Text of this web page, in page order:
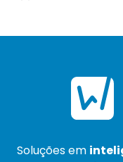
Soluções em